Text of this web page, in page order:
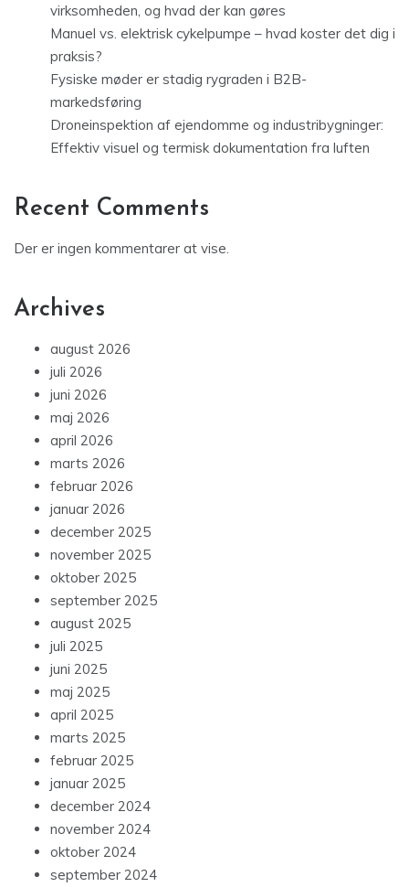
virksomheden, og hvad der kan gøres
Manuel vs. elektrisk cykelpumpe – hvad koster det dig i
praksis?
Fysiske møder er stadig rygraden i B2B-
markedsføring
Droneinspektion af ejendomme og industribygninger:
Effektiv visuel og termisk dokumentation fra luften
Recent Comments
Der er ingen kommentarer at vise.
Archives
august 2026
juli 2026
juni 2026
maj 2026
april 2026
marts 2026
februar 2026
januar 2026
december 2025
november 2025
oktober 2025
september 2025
august 2025
juli 2025
juni 2025
maj 2025
april 2025
marts 2025
februar 2025
januar 2025
december 2024
november 2024
oktober 2024
september 2024